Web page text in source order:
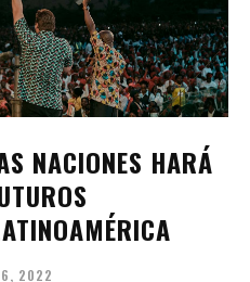
NACIONES HARÁ
2022